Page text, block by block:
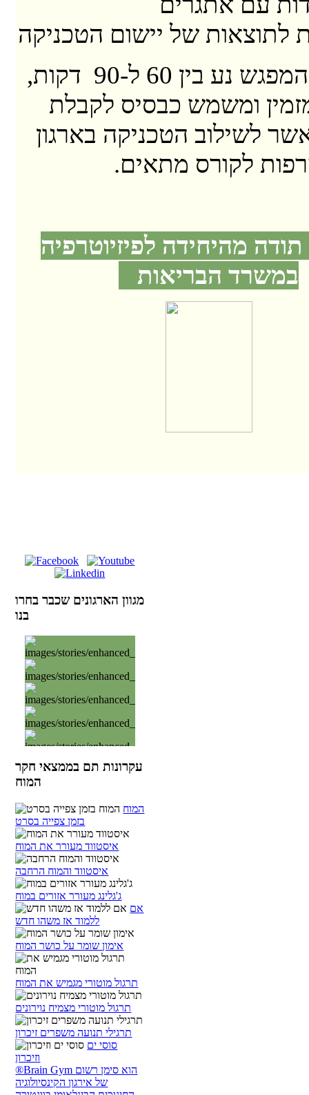
לתוצאות של יישום הטכניקה
אורכו של המפגש נע בין 60 ל-90 דקות,
ומשמש כבסיס לקבלת
לשילוב הטכניקה בארגון
לקורס מתאים.
מהיחידה לפיזיוטרפיה
במשרד הבריאות
מגוון הארגונים שכבר בחרו
בנו
עקרונות תם בממצאי חקר
המוח
המוח
בזמן צפייה בסרט
איסטווד מעורר את המוח
איסטווד והמוח הרחבה
ג'גלינג מעורר אזורים במוח
אם
ללמוד אז משהו חדש
אימון שומר על כושר המוח
תרגול מוטורי מגמיש את המוח
תרגול מוטורי מצמיח נוירונים
תרגילי תנועה משפרים זיכרון
סוסי ים
וזיכרון
®Brain Gym הוא סימן רשום
של אירגון הקינסיולוגיה